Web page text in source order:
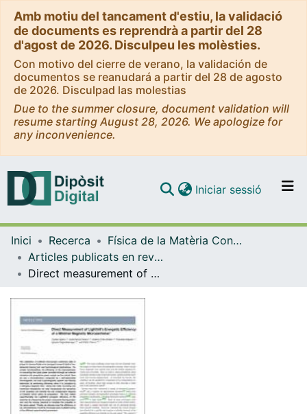
Amb motiu del tancament d'estiu, la validació
de documents es reprendrà a partir del 28
d'agost de 2026. Disculpeu les molèsties.
Con motivo del cierre de verano, la validación de
documentos se reanudará a partir del 28 de agosto
de 2026. Disculpad las molestias
Due to the summer closure, document validation will
resume starting August 28, 2026. We apologize for
any inconvenience.
Navega per tot el DD
Com publicar
Contacte
Iniciar sessió (current)
Inici Recerca
Física de la Matèria Condensada
Articles publicats en revistes (Física de la Matèria Condensada)
Direct measurement of Lighthill's energetic efficiency of a minimal magnetic microswimmer